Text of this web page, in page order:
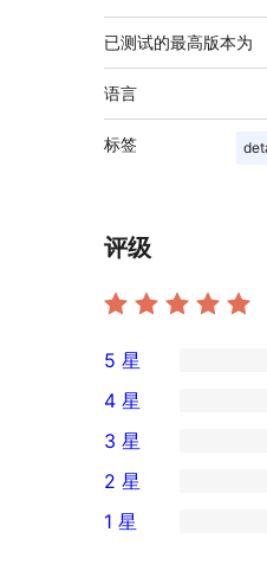
已测试的最高版本为
语言
标签
评级
4
条
5
星
评
5 星
条
4
星
4 星
0
条
3
3 星
条
2 星
1 星